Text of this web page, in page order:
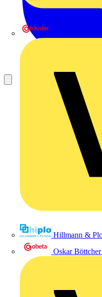
Hillmann &
Oskar